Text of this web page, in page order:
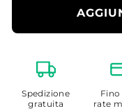
Spedizione
gratuita
Fino
rate